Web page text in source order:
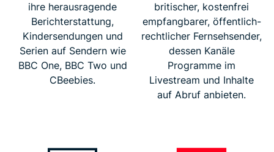
ihre herausragende
Berichterstattung,
Kindersendungen und
Serien auf Sendern wie
BBC One, BBC Two und
CBeebies.
britischer, kostenfrei
empfangbarer, öffentlich-
rechtlicher Fernsehsender,
dessen Kanäle
Programme im
Livestream und Inhalte
auf Abruf anbieten.